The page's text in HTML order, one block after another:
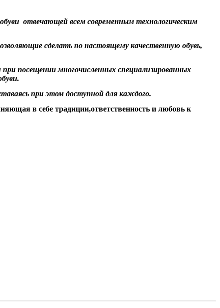
отвечающей всем современным технологическим
сделать по настоящему качественную обувь,
посещении многочисленных специализированных
при этом доступной для каждого.
в себе традиции,ответственность и любовь к